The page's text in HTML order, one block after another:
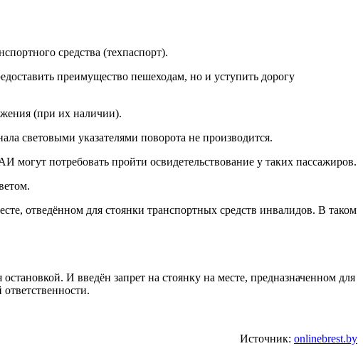
средства (техпаспорт).
преимущество пешеходам, но и уступить дорогу
(при их наличии).
световыми указателями поворота не производится.
потребовать пройти освидетельствование у таких пассажиров.
отведённом для стоянки транспортных средств инвалидов. В таком
И введён запрет на стоянку на месте, предназначенном для
Источник: onlinebrest.by